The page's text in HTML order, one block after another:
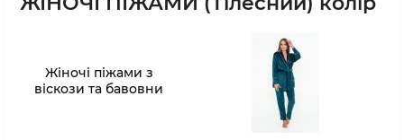
Жіночі піжами з
віскози та бавовни